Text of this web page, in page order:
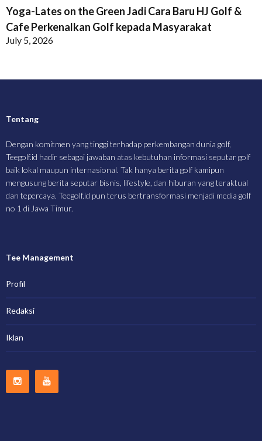
Yoga-Lates on the Green Jadi Cara Baru HJ Golf &
Cafe Perkenalkan Golf kepada Masyarakat
July 5, 2026
Tentang
Dengan komitmen yang tinggi terhadap perkembangan dunia golf,
Teegolf.id hadir sebagai jawaban atas kebutuhan informasi seputar golf
baik lokal maupun internasional. Tak hanya berita golf kamipun
mengusung berita seputar bisnis, lifestyle, dan hiburan yang teraktual
dan tepercaya. Teegolf.id pun terus bertransformasi menjadi media golf
no 1 di Jawa Timur.
Tee Management
Profil
Redaksi
Iklan